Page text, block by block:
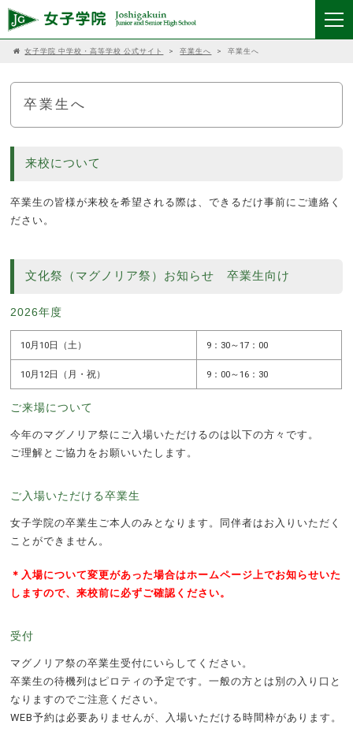
女子学院 中学校・高等学校 公式サイト > 卒業生へ > 卒業生へ
卒業生へ
来校について
卒業生の皆様が来校を希望される際は、できるだけ事前にご連絡く
ださい。
文化祭（マグノリア祭）お知らせ 卒業生向け
2026年度
10月10日（土） 9：30～17：00
10月12日（月・祝） 9：00～16：30
ご来場について
今年のマグノリア祭にご入場いただけるのは以下の方々です。
ご理解とご協力をお願いいたします。
ご入場いただける卒業生
女子学院の卒業生ご本人のみとなります。同伴者はお入りいただく
ことができません。
＊入場について変更があった場合はホームページ上でお知らせいた
しますので、来校前に必ずご確認ください。
受付
マグノリア祭の卒業生受付にいらしてください。
卒業生の待機列はピロティの予定です。一般の方とは別の入り口と
なりますのでご注意ください。
WEB予約は必要ありませんが、入場いただける時間枠があります。